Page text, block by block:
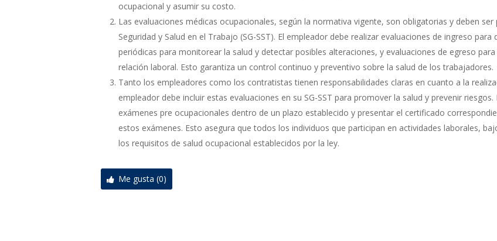
ocupacional y asumir su costo.
Las evaluaciones médicas ocupacionales, según la normativa vigente, son obligatorias y deben
Seguridad y Salud en el Trabajo (SG-SST). El empleador debe realizar evaluaciones de ingreso
periódicas para monitorear la salud y detectar posibles alteraciones, y evaluaciones de egreso
relación laboral. Esto garantiza un control continuo y preventivo sobre la salud de los trabajadores.
Tanto los empleadores como los contratistas tienen responsabilidades claras en cuanto a la
empleador debe incluir estas evaluaciones en su SG-SST para promover la salud y prevenir
exámenes pre ocupacionales dentro de un plazo establecido y presentar el certificado
estos exámenes. Esto asegura que todos los individuos que participan en actividades laborales,
los requisitos de salud ocupacional establecidos por la ley.
Me gusta (0)